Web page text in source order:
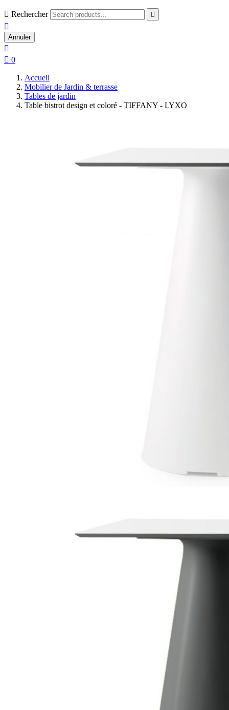
 Rechercher 

Annuler

 0
Accueil
Mobilier de Jardin & terrasse
Tables de jardin
Table bistrot design et coloré - TIFFANY - LYXO